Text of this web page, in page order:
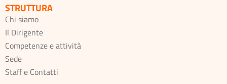
STRUTTURA
Chi siamo
Il Dirigente
Competenze e attività
Sede
Staff e Contatti